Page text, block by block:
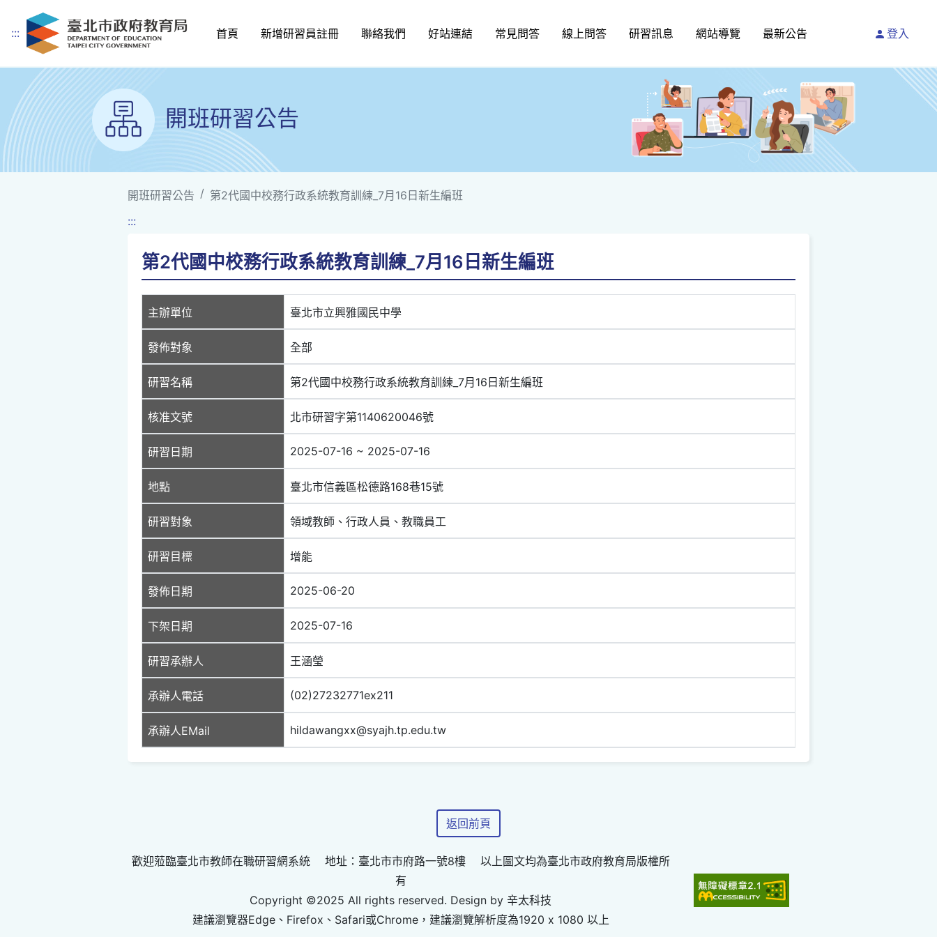
跳到主要內容
::: 首頁 新增研習員註冊 聯絡我們 好站連結 常見問答 線上問答 研習訊息 網站導覽 最新公告 登入
開班研習公告
開班研習公告
第2代國中校務行政系統教育訓練_7月16日新生編班
:::
第2代國中校務行政系統教育訓練_7月16日新生編班
主辦單位 臺北市立興雅國民中學
發佈對象 全部
研習名稱 第2代國中校務行政系統教育訓練_7月16日新生編班
核准文號 北市研習字第1140620046號
研習日期 2025-07-16 ~ 2025-07-16
地點 臺北市信義區松德路168巷15號
研習對象 領域教師、行政人員、教職員工
研習目標 增能
發佈日期 2025-06-20
下架日期 2025-07-16
研習承辦人 王涵瑩
承辦人電話 (02)27232771ex211
承辦人EMail hildawangxx@syajh.tp.edu.tw
返回前頁
歡迎蒞臨臺北市教師在職研習網系統 地址：臺北市市府路一號8樓 以上圖文均為臺北市政府教育局版權所
有
Copyright ©2025 All rights reserved. Design by 辛太科技
建議瀏覽器Edge、Firefox、Safari或Chrome，建議瀏覽解析度為1920 x 1080 以上